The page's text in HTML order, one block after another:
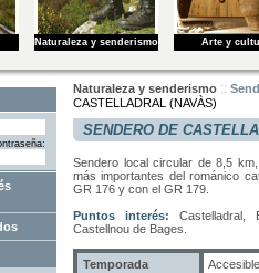
Naturaleza y senderismo Arte y
Naturaleza y senderismo ::
CASTELLADRAL (NAVÀS)
SENDERO DE
Sendero local circular de 8,5 km,
más importantes del románico
GR 176 y con el GR 179.
Puntos interés: Castelladral,
Castellnou de Bages.
Temporada